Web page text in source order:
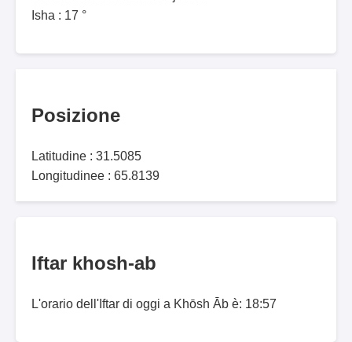
Isha : 17 °
Posizione
Latitudine : 31.5085
Longitudinee : 65.8139
Iftar khosh-ab
L'orario dell'Iftar di oggi a Khōsh Āb è: 18:57